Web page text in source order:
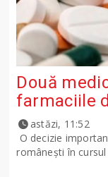
Două
farmaciile
astăzi, 11:52
O decizie
românești în